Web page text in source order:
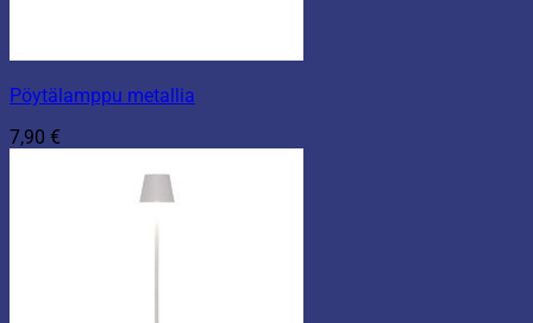
Pöytälamppu metallia
7,90 €